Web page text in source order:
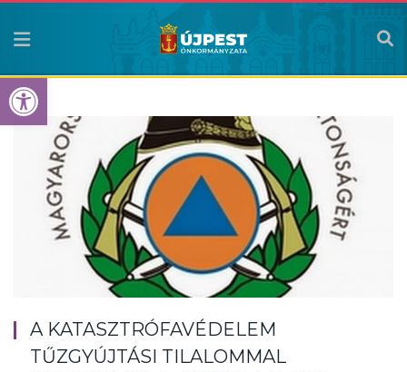
Eszköztár megnyitása
A KATASZTRÓFAVÉDELEM
TŰZGYÚJTÁSI TILALOMMAL